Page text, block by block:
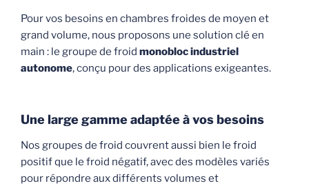
Pour vos besoins en chambres froides de moyen et
grand volume, nous proposons une solution clé en
main : le groupe de froid monobloc industriel
autonome, conçu pour des applications exigeantes.
Une large gamme adaptée à vos besoins
Nos groupes de froid couvrent aussi bien le froid
positif que le froid négatif, avec des modèles variés
pour répondre aux différents volumes et